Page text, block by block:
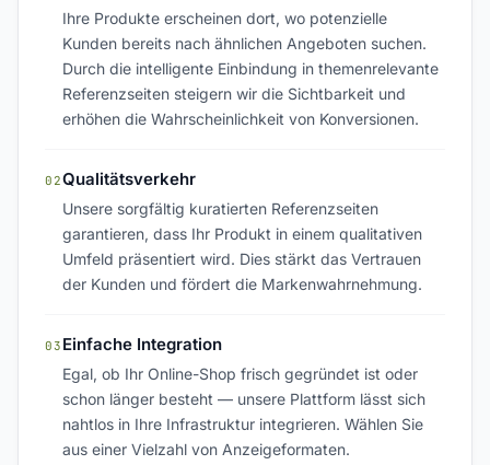
Ihre Produkte erscheinen dort, wo potenzielle
Kunden bereits nach ähnlichen Angeboten suchen.
Durch die intelligente Einbindung in themenrelevante
Referenzseiten steigern wir die Sichtbarkeit und
erhöhen die Wahrscheinlichkeit von Konversionen.
02Qualitätsverkehr
Unsere sorgfältig kuratierten Referenzseiten
garantieren, dass Ihr Produkt in einem qualitativen
Umfeld präsentiert wird. Dies stärkt das Vertrauen
der Kunden und fördert die Markenwahrnehmung.
03 Einfache Integration
Egal, ob Ihr Online-Shop frisch gegründet ist oder
schon länger besteht — unsere Plattform lässt sich
nahtlos in Ihre Infrastruktur integrieren. Wählen Sie
aus einer Vielzahl von Anzeigeformaten.